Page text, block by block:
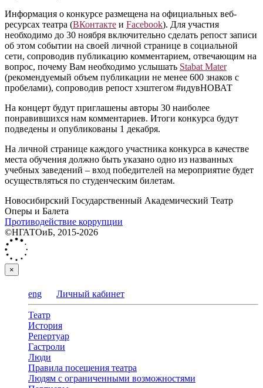
Информация о конкурсе размещена на официальных веб-
ресурсах театра (ВКонтакте и Facebook). Для участия
необходимо до 30 ноября включительно сделать репост записи
об этом событии на своей личной странице в социальной
сети, сопроводив публикацию комментарием, отвечающим на
вопрос, почему Вам необходимо услышать Stabat Mater
(рекомендуемый объем публикации не менее 600 знаков с
пробелами), сопроводив репост хэштегом #идувНОВАТ
На концерт будут приглашены авторы 30 наиболее
понравившихся нам комментариев. Итоги конкурса будут
подведены и опубликованы 1 декабря.
На личной странице каждого участника конкурса в качестве
места обучения должно быть указано одно из названных
учебных заведений – вход победителей на мероприятие будет
осуществляться по студенческим билетам.
Новосибирский Государственный Академический Театр
Оперы и Балета
Противодействие коррупции
©НГАТОиБ, 2015-2026
×
eng Личный кабинет
Театр
История
Репертуар
Гастроли
Люди
Правила посещения театра
Людям с ограниченными возможностями